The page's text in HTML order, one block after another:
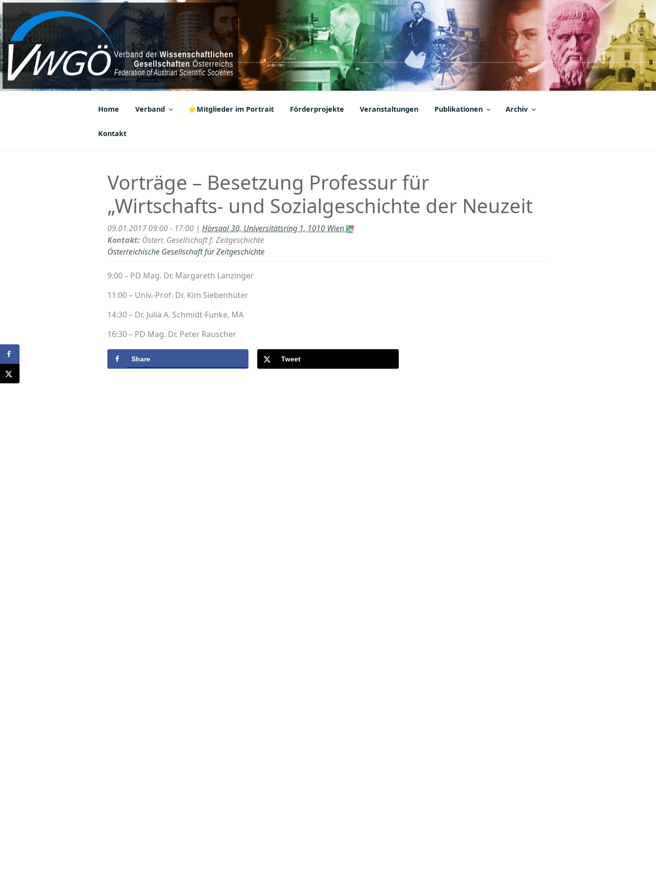
Zum
Inhalt
springen
VWGÖ
Federation of Austrian Scientific Societies
Home Verband ⭐Mitglieder im Portrait Förderprojekte Veranstaltungen Publikationen Archiv
Kontakt
Vorträge – Besetzung Professur für
„Wirtschafts- und Sozialgeschichte der Neuzeit
09.01.2017 09:00 - 17:00 | Hörsaal 30, Universitätsring 1, 1010 Wien
Kontakt: Österr. Gesellschaft f. Zeitgeschichte
Österreichische Gesellschaft für Zeitgeschichte
9:00 – PD Mag. Dr. Margareth Lanzinger
11:00 – Univ.-Prof. Dr. Kim Siebenhüter
14:30 – Dr. Julia A. Schmidt-Funke, MA
16:30 – PD Mag. Dr. Peter Rauscher
Share Tweet